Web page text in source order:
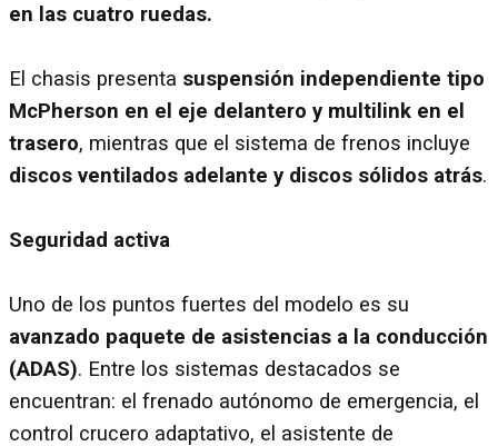
en las cuatro ruedas.
El chasis presenta suspensión independiente tipo
McPherson en el eje delantero y multilink en el
trasero, mientras que el sistema de frenos incluye
discos ventilados adelante y discos sólidos atrás.
Seguridad activa
Uno de los puntos fuertes del modelo es su
avanzado paquete de asistencias a la conducción
(ADAS). Entre los sistemas destacados se
encuentran: el frenado autónomo de emergencia, el
control crucero adaptativo, el asistente de